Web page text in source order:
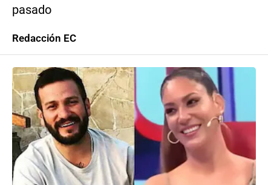
pasado
Redacción EC